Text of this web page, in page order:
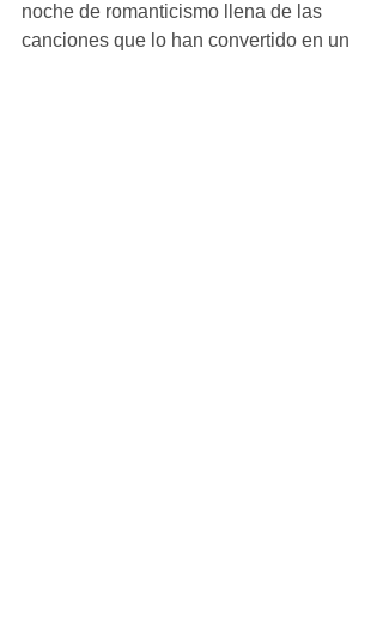
noche de romanticismo llena de las
canciones que lo han convertido en un